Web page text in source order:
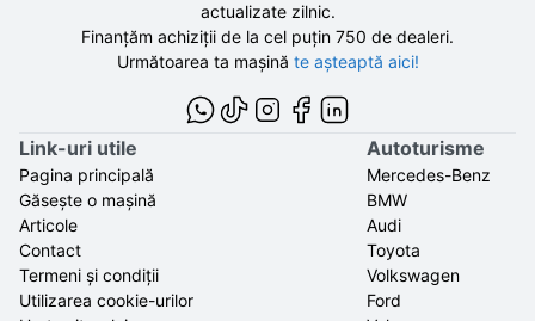
actualizate zilnic.
Finanțăm achiziții de la cel puțin 750 de dealeri.
Următoarea ta mașină te așteaptă aici!
Link-uri utile
Pagina principală
Găsește o mașină
Articole
Contact
Termeni și condiții
Utilizarea cookie-urilor
Autoturisme
Mercedes-Benz
BMW
Audi
Toyota
Volkswagen
Ford